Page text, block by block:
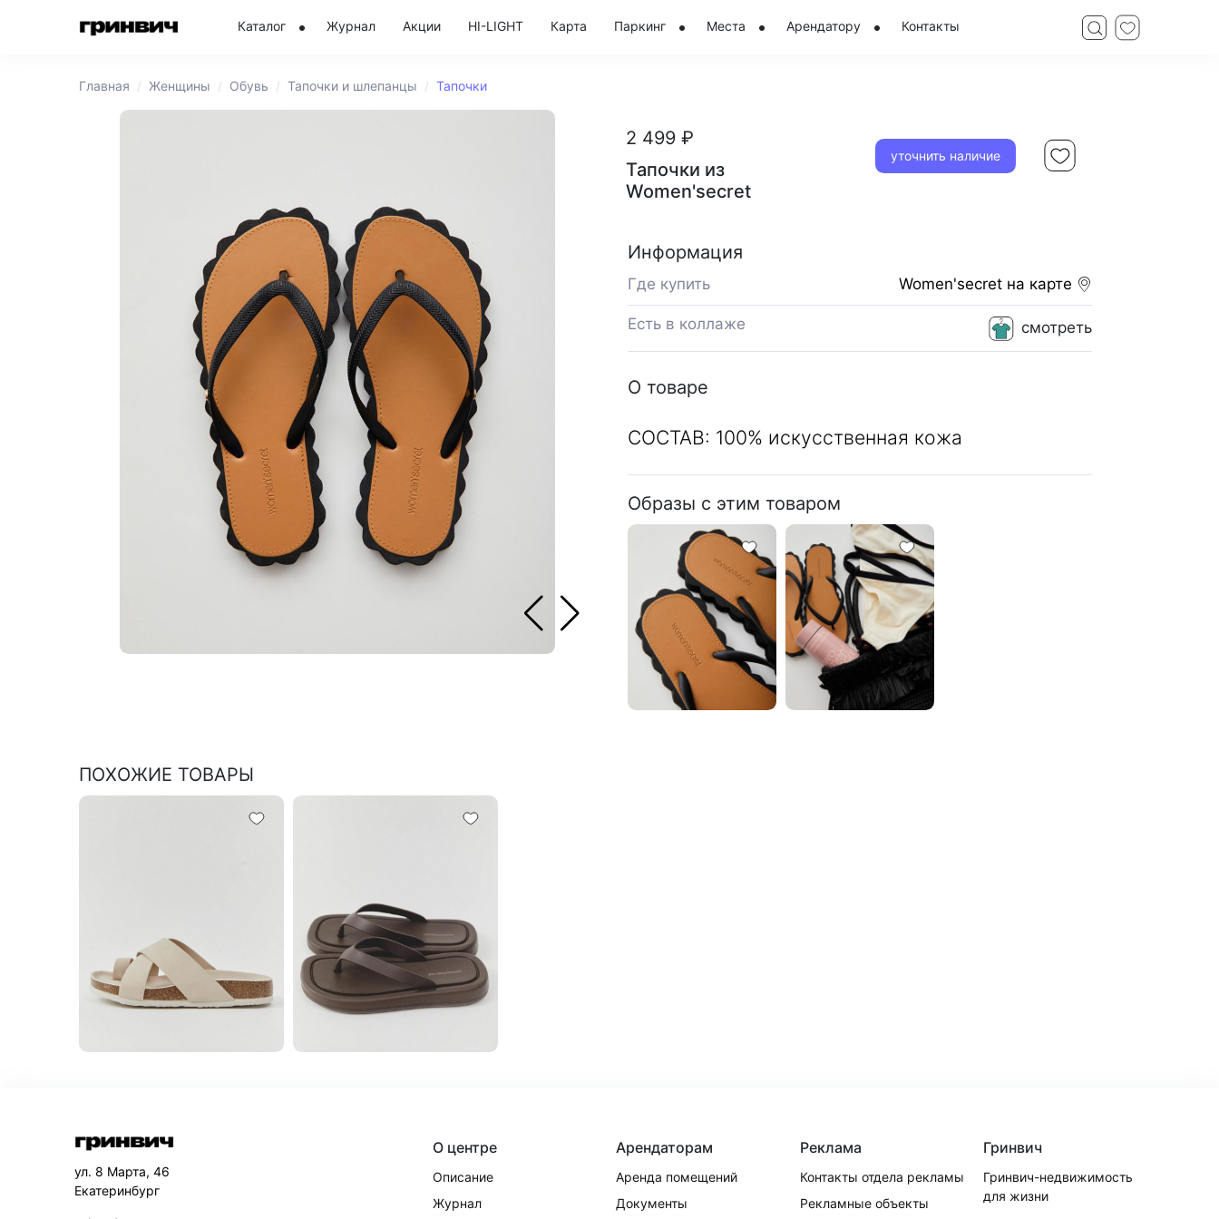
Каталог Журнал Акции HI-LIGHT Карта Паркинг Места Арендатору Контакты
Главная Женщины Обувь Тапочки и шлепанцы Тапочки
2 499 ₽
Тапочки из
Women'secret
уточнить наличие
Информация
Women'secret на карте
Где купить
смотреть
Есть в коллаже
О товаре
СОСТАВ: 100% искусственная кожа
Образы с этим товаром
ПОХОЖИЕ ТОВАРЫ
ул. 8 Марта, 46
Екатеринбург
О центре
Описание
Журнал
Арендаторам
Аренда помещений
Документы
Реклама
Контакты отдела рекламы
Рекламные объекты
Гринвич
Гринвич-недвижимость
для жизни